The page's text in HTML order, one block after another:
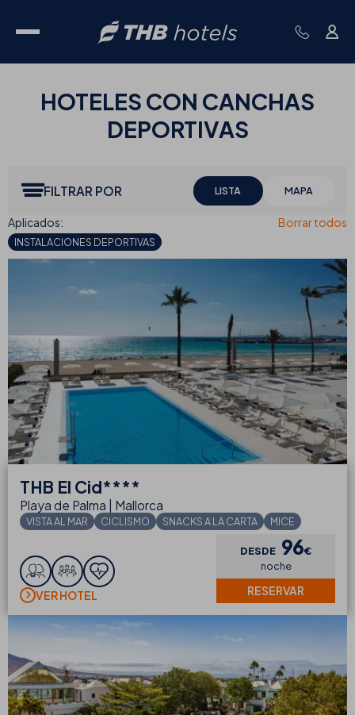
HOTELES CON CANCHAS
DEPORTIVAS
FILTRAR POR LISTA MAPA
INSTALACIONES DEPORTIVAS
THB El Cid****
Playa de Palma | Mallorca
VISTA AL MAR CICLISMO SNACKS A LA CARTA MICE
VER HOTEL
DESDE 96€
noche
RESERVAR